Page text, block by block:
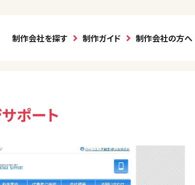
制作会社を探す 制作ガイド 制作会社の方へ
ポート